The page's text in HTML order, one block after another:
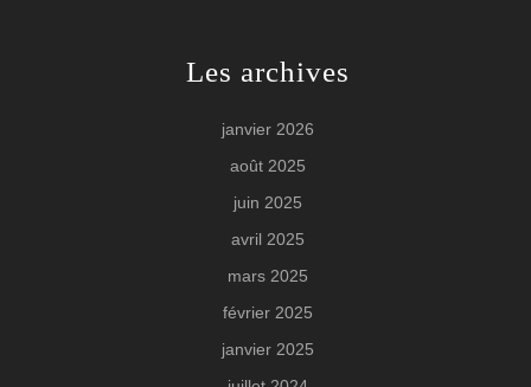
Les archives
janvier 2026
août 2025
juin 2025
avril 2025
mars 2025
février 2025
janvier 2025